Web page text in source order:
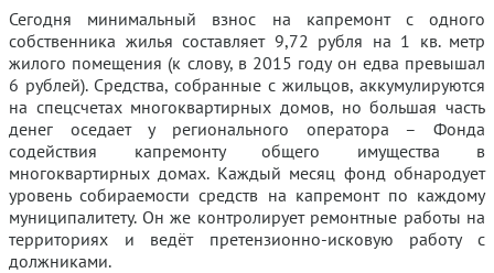
Сегодня минимальный взнос на капремонт с одного
собственника жилья составляет 9,72 рубля на 1 кв. метр
жилого помещения (к слову, в 2015 году он едва превышал
6 рублей). Средства, собранные с жильцов, аккумулируются
на спецсчетах многоквартирных домов, но большая часть
денег оседает у регионального оператора – Фонда
содействия капремонту общего имущества в
многоквартирных домах. Каждый месяц фонд обнародует
уровень собираемости средств на капремонт по каждому
муниципалитету. Он же контролирует ремонтные работы на
территориях и ведёт претензионно-исковую работу с
должниками.